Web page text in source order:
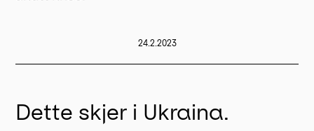
24.2.2023
Dette skjer i Ukraina.